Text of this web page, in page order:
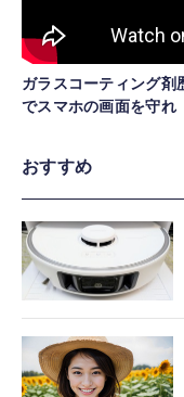
ガラスコーティング剤
でスマホの画面を守れ
おすすめ